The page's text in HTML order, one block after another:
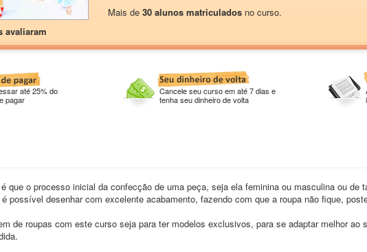
avaliaram
Mais de 30 alunos matriculados no curso.
até 25% do
pagar
Cancele seu curso em até 7 dias e
tenha seu dinheiro de volta
que o processo inicial da confecção de uma peça, seja ela feminina ou masculina ou de
possível desenhar com excelente acabamento, fazendo com que a roupa não fique,
de roupas com este curso seja para ter modelos exclusivos, para se adaptar melhor ao